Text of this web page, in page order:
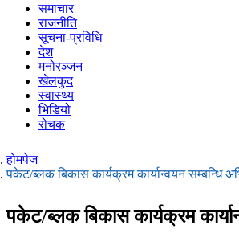
समाचार
राजनीति
सूचना-प्रविधि
देश
मनोरञ्जन
खेलकुद
स्वास्थ्य
भिडियो
रोचक
होमपेज
पकेट/ब्लक बिकास कार्यक्रम कार्यान्वयन सम्बन्धि
पकेट/ब्लक बिकास कार्यक्रम